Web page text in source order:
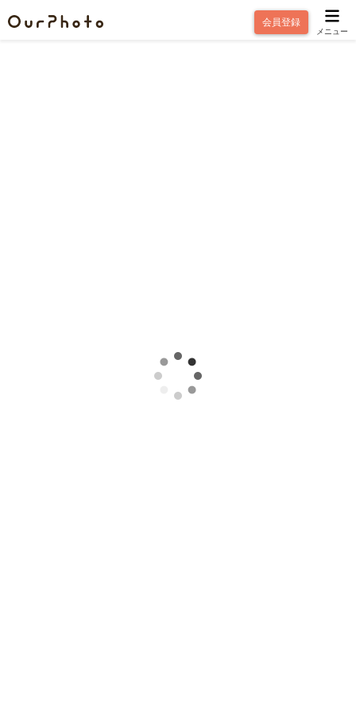
会員登録
メニュー